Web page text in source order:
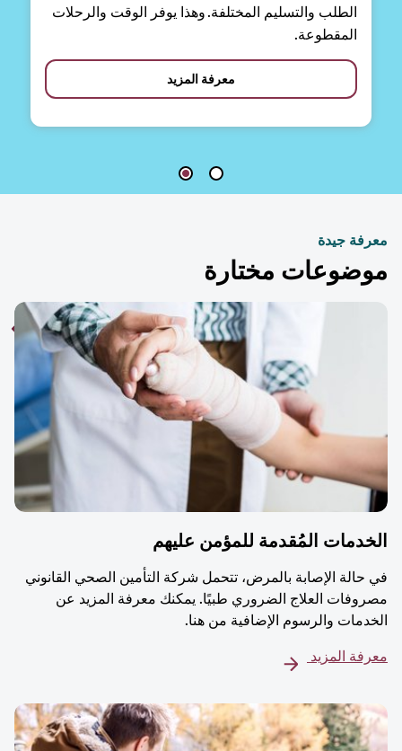
الطلب والتسليم المختلفة. وهذا يوفر الوقت والرحلات
المقطوعة.
معرفة المزيد
جيدة
مختارة
المُقدمة للمؤمن عليهم
الإصابة بالمرض، تتحمل شركة التأمين الصحي القانوني
العلاج الضروري طبيًا. يمكنك معرفة المزيد عن
والرسوم الإضافية من هنا.
المزيد